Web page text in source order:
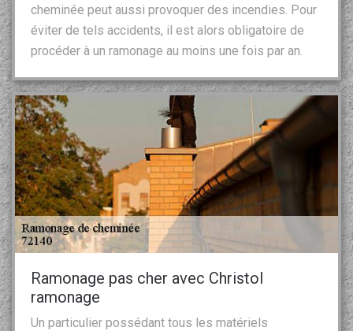
cheminée peut aussi provoquer des incendies. Pour
éviter de tels accidents, il est alors obligatoire de
procéder à un ramonage au moins une fois par an.
Ramonage pas cher avec Christol
ramonage
Un particulier possédant tous les matériels